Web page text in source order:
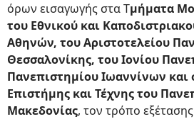
όρων εισαγωγής στα Τμήματα
του Εθνικού και
Αθηνών, του Αριστοτελείου
Θεσσαλονίκης, του Ιονίου
Πανεπιστημίου Ιωαννίνων
Επιστήμης και Τέχνης του
Μακεδονίας, τον τρόπο